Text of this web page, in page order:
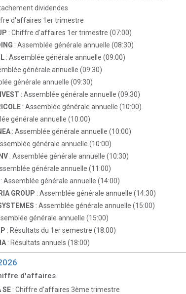
dividendes
d'affaires 1er trimestre
: Chiffre d'affaires 1er trimestre (07:00)
: Assemblée générale annuelle (08:30)
: Assemblée générale annuelle (09:00)
générale annuelle (09:30)
générale annuelle (09:30)
: Assemblée générale annuelle (09:30)
: Assemblée générale annuelle (10:00)
générale annuelle (10:00)
: Assemblée générale annuelle (10:00)
générale annuelle (10:00)
: Assemblée générale annuelle (10:30)
générale annuelle (11:00)
: Assemblée générale annuelle (14:00)
GROUP : Assemblée générale annuelle (14:30)
: Assemblée générale annuelle (15:00)
générale annuelle (15:00)
: Résultats du 1er semestre (18:00)
: Résultats annuels (18:00)
d'affaires
SE : Chiffre d'affaires 3ème trimestre